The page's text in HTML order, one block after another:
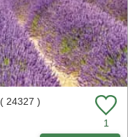
24327 )
1